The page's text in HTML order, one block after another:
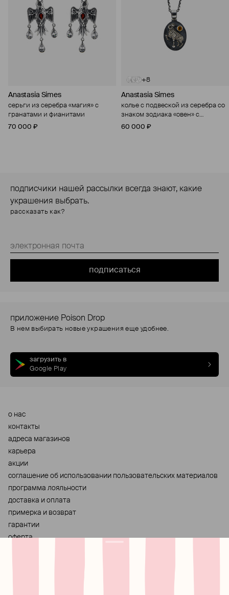
Anastasia Simes
серьги из серебра «магия» с
гранатами и фианитами
70 000 ₽
+8
Anastasia Simes
колье с подвеской из серебра со
знаком зодиака «овен» с
цитрином и фианитами
60 000 ₽
подписчики нашей рассылки всегда знают, какие
украшения выбрать.
рассказать как?
подписаться
приложение Poison Drop
В нем выбирать новые украшения еще удобнее.
загрузить в
Google Play
о нас
контакты
адреса магазинов
карьера
акции
cоглашение об использовании пользовательских материалов
программа лояльности
доставка и оплата
примерка и возврат
гарантии
оферта